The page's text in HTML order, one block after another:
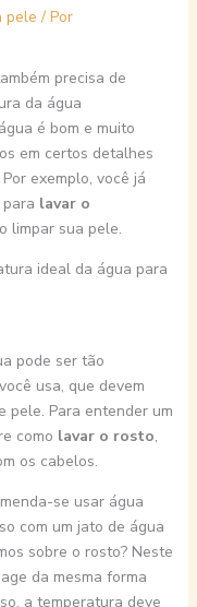
pele / Por
precisa de
da água
é bom e muito
em certos detalhes
exemplo, você já
lavar o
limpar sua pele.
ideal da água para
pode ser tão
usa, que devem
pele. Para entender um
como lavar o rosto,
os cabelos.
se usar água
com um jato de água
sobre o rosto? Neste
da mesma forma
a temperatura deve